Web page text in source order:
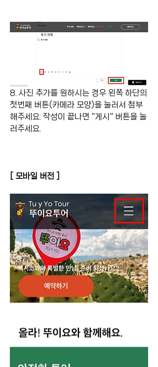
8. 사진 추가를 원하시는 경우 왼쪽 하단의
첫번째 버튼(카메라 모양)을 눌러서 첨부
해주세요. 작성이 끝나면 "게시" 버튼을 눌
러주세요.
[ 모바일 버전 ]